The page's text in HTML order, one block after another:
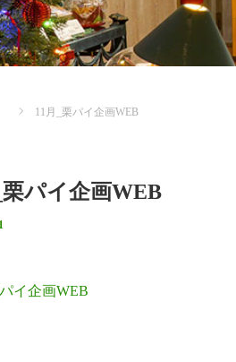
11月_栗パイ企画WEB
栗パイ企画WEB
イ企画WEB